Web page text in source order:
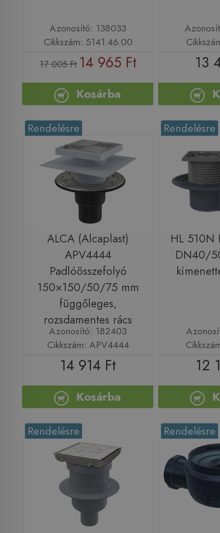
Azonosító: 138033
Cikkszám: 5141.46.00
17 005 Ft 14 965 Ft
Kosárba
13
Rendelésre
ALCA (Alcaplast)
APV4444
Padlóösszefolyó
150×150/50/75 mm
függőleges,
rozsdamentes rács
Azonosító: 182403
Cikkszám: APV4444
14 914 Ft
Kosárba
Rendelésre
HL 510N
DN40/
12
Rendelésre Rendelésre